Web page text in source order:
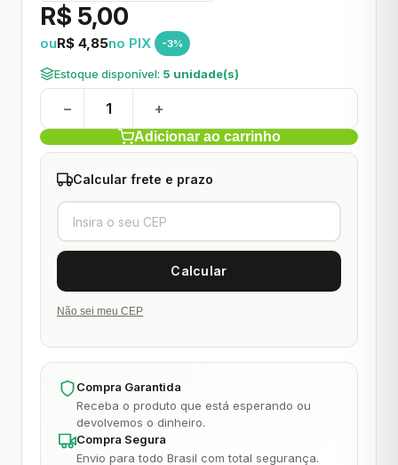
R$ 5,00
ouR$ 4,85no PIX -3%
Estoque disponível: 5 unidade(s)
− +
Adicionar ao carrinho
Calcular frete e prazo
Não sei meu CEP
Compra Garantida
Receba o produto que está esperando ou
devolvemos o dinheiro.
Compra Segura
Envio para todo Brasil com total segurança.